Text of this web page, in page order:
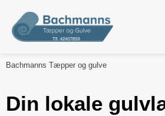
Bachmanns Tæpper og gulve
Din lokale